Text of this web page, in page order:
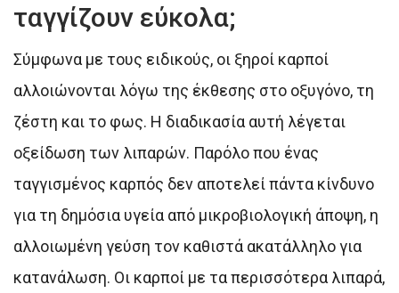
ταγγίζουν εύκολα;
Σύμφωνα με τους ειδικούς, οι ξηροί καρποί
αλλοιώνονται λόγω της έκθεσης στο οξυγόνο, τη
ζέστη και το φως. Η διαδικασία αυτή λέγεται
οξείδωση των λιπαρών. Παρόλο που ένας
ταγγισμένος καρπός δεν αποτελεί πάντα κίνδυνο
για τη δημόσια υγεία από μικροβιολογική άποψη, η
αλλοιωμένη γεύση τον καθιστά ακατάλληλο για
κατανάλωση. Οι καρποί με τα περισσότερα λιπαρά,